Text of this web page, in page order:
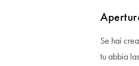
Se hai
tu abbia